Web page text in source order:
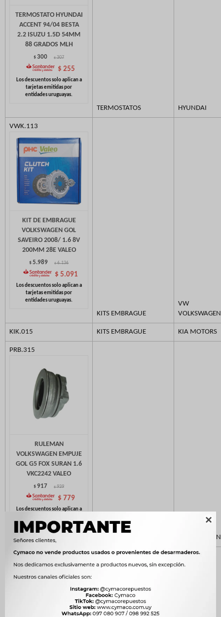

TERMOSTATO HYUNDAI
ACCENT 94/04 BESTA
2.2 ISUZU 1.5D 54MM
88 GRADOS MLH
$300 $ 307
$ 255
TERMOSTATOS HYUNDAI
VWK.113
KIT DE EMBRAGUE
VOLKSWAGEN GOL
SAVEIRO 2008/ 1.6 8V
200MM 28E VALEO
$5.989 $ 6.136
$ 5.091
KITS EMBRAGUE
VW
VOLKSWAGEN
KIK.015 KITS EMBRAGUE KIA MOTORS
PRB.315
RULEMAN
VOLKSWAGEN EMPUJE
GOL G5 FOX SURAN 1.6
VKC2242 VALEO
$917 $ 939
$ 779
VOLKSWAGEN
AUM.1011STD.210